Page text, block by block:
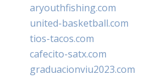
aryouthfishing.com
united-basketball.com
tios-tacos.com
cafecito-satx.com
graduacionviu2023.com